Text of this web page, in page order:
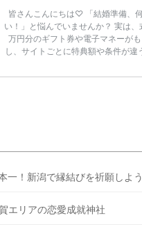
皆さんこんにちは♡ 「結婚準備、
い！」と悩んでいませんか？ 実は
万円分のギフト券や電子マネーが
し、サイトごとに特典額や条件が
ンペーン特典ランキングを公開！
一！新潟で縁結びを祈願しよ
エリアの恋愛成就神社